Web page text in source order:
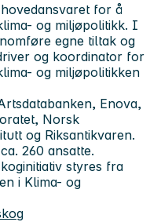
for å
og miljøpolitikk. I
egne tiltak og
og koordinator for
og miljøpolitikken
Enova,
Norsk
og Riksantikvaren.
260 ansatte.
styres fra
i Klima- og